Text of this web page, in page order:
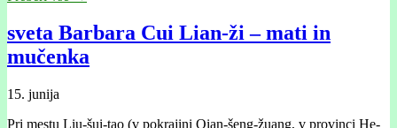
sveta Barbara Cui Lian-ži – mati in
mučenka
15. junija
Pri mestu Liu-šui-tao (v pokrajini Qian-šeng-žuang, v provinci He-